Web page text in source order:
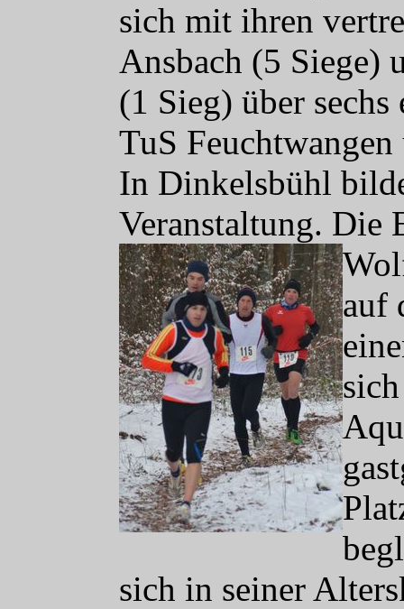
sich mit ihren
Ansbach (5 Siege)
(1 Sieg) über
TuS
In Dinkelsbühl
Veranstaltung. Die
auf
sich in seiner